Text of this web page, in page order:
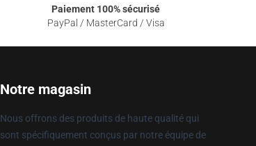
Paiement 100% sécurisé
PayPal / MasterCard / Visa
Notre magasin
Nous offrons des produits de haute qualité qui
sont spécifiquement conçus par notre équipe de